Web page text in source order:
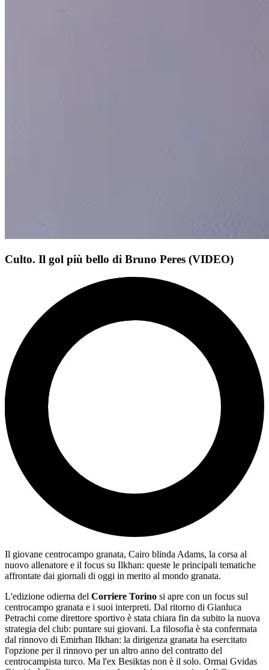
Culto. Il gol più bello di Bruno Peres (VIDEO)
Il giovane centrocampo granata, Cairo blinda Adams, la corsa al
nuovo allenatore e il focus su Ilkhan: queste le principali tematiche
affrontate dai giornali di oggi in merito al mondo granata.
L'edizione odierna del Corriere Torino si apre con un focus sul
centrocampo granata e i suoi interpreti. Dal ritorno di Gianluca
Petrachi come direttore sportivo è stata chiara fin da subito la nuova
strategia del club: puntare sui giovani. La filosofia è sta confermata
dal rinnovo di Emirhan Ilkhan: la dirigenza granata ha esercitato
l'opzione per il rinnovo per un altro anno del contratto del
centrocampista turco. Ma l'ex Besiktas non è il solo. Ormai Gvidas